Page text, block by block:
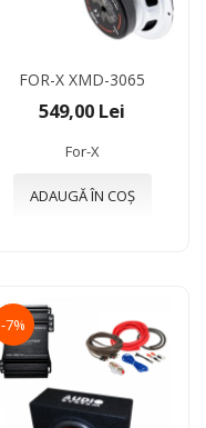
FOR-X XMD-3065
549,00 Lei
For-X
ADAUGĂ ÎN COȘ
-7%